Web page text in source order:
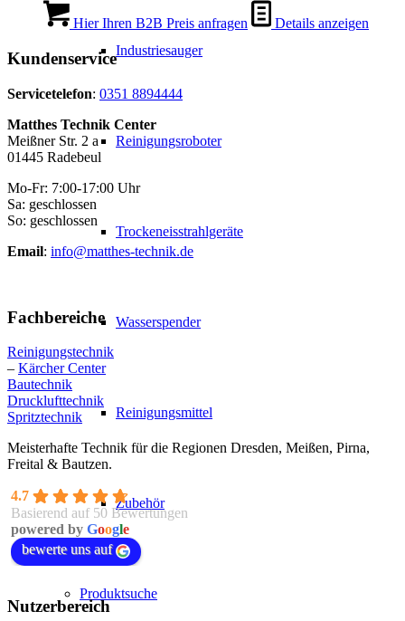
Industriesauger
Reinigungsroboter
Trockeneisstrahlgeräte
Wasserspender
Reinigungsmittel
Zubehör
Produktsuche
Hier Ihren B2B Preis anfragen Details anzeigen
Kundenservice
Servicetelefon: 0351 8894444
Matthes Technik Center
Meißner Str. 2 a
01445 Radebeul
Mo-Fr: 7:00-17:00 Uhr
Sa: geschlossen
So: geschlossen
Email: info@matthes-technik.de
Fachbereiche
Reinigungstechnik
– Kärcher Center
Bautechnik
Drucklufttechnik
Spritztechnik
Meisterhafte Technik für die Regionen Dresden, Meißen, Pirna,
Freital & Bautzen.
4.7
Basierend auf 50 Bewertungen
powered by Google
bewerte uns auf
Nutzerbereich